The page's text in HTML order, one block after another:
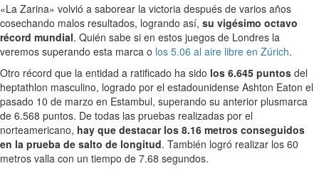
«La Zarina» volvió a saborear la victoria después de varios años
cosechando malos resultados, logrando así, su vigésimo octavo
récord mundial. Quién sabe si en estos juegos de Londres la
veremos superando esta marca o los 5.06 al aire libre en Zúrich.
Otro récord que la entidad a ratificado ha sido los 6.645 puntos del
heptathlon masculino, logrado por el estadounidense Ashton Eaton el
pasado 10 de marzo en Estambul, superando su anterior plusmarca
de 6.568 puntos. De todas las pruebas realizadas por el
norteamericano, hay que destacar los 8.16 metros conseguidos
en la prueba de salto de longitud. También logró realizar los 60
metros valla con un tiempo de 7.68 segundos.